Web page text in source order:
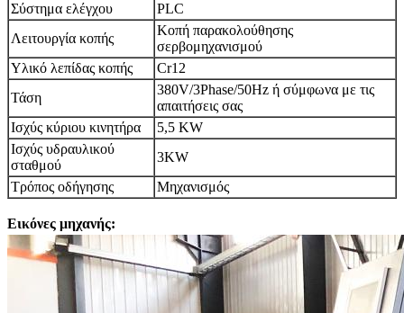
Σύστημα ελέγχου
PLC
Λειτουργία κοπής
Κοπή παρακολούθησης
σερβομηχανισμού
Υλικό λεπίδας κοπής
Cr12
Τάση
380V/3Phase/50Hz ή σύμφωνα με τις
απαιτήσεις σας
Ισχύς κύριου κινητήρα
5,5 KW
Ισχύς υδραυλικού
σταθμού
3KW
Τρόπος οδήγησης
Μηχανισμός
Εικόνες μηχανής: